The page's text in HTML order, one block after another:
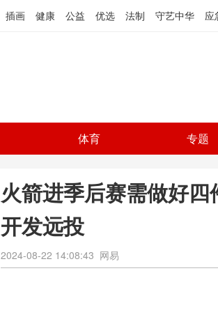
插画 健康 公益 优选 法制 守艺中华 应
体育 专题
火箭进季后赛需做好
开发远投
2024-08-22 14:08:43 网易